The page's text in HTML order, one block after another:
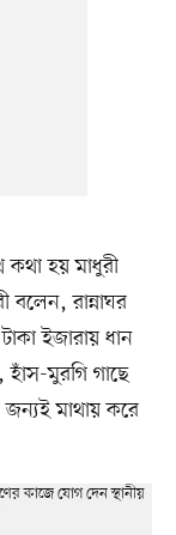
কথা হয় মাধুরী
বলেন, রান্নাঘর
ইজারায় ধান
মুরগি গাছে
জন্যই মাথায় করে